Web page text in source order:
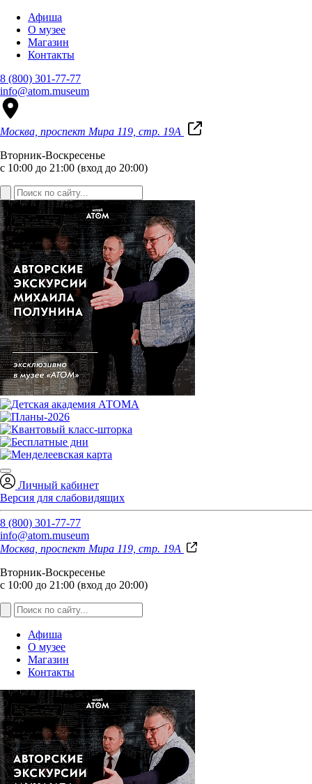
Афиша
О музее
Магазин
Контакты
8 (800) 301-77-77
info@atom.museum
Москва, проспект Мира 119, стр. 19А
Вторник-Воскресенье
с 10:00 до 21:00 (вход до 20:00)
Личный кабинет
Версия для слабовидящих
8 (800) 301-77-77
info@atom.museum
Москва, проспект Мира 119, стр. 19А
Вторник-Воскресенье
с 10:00 до 21:00 (вход до 20:00)
Афиша
О музее
Магазин
Контакты